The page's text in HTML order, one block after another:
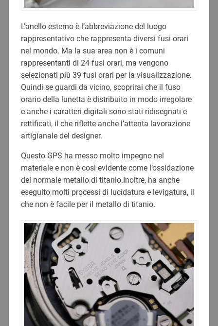
L’anello esterno è l’abbreviazione del luogo
rappresentativo che rappresenta diversi fusi orari
nel mondo. Ma la sua area non è i comuni
rappresentanti di 24 fusi orari, ma vengono
selezionati più 39 fusi orari per la visualizzazione.
Quindi se guardi da vicino, scoprirai che il fuso
orario della lunetta è distribuito in modo irregolare
e anche i caratteri digitali sono stati ridisegnati e
rettificati, il che riflette anche l’attenta lavorazione
artigianale del designer.
Questo GPS ha messo molto impegno nel
materiale e non è così evidente come l’ossidazione
del normale metallo di titanio.Inoltre, ha anche
eseguito molti processi di lucidatura e levigatura, il
che non è facile per il metallo di titanio.